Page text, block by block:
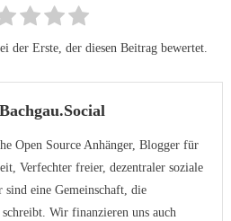
der Erste, der diesen Beitrag bewertet.
Open Source Anhänger, Blogger für
Verfechter freier, dezentraler soziale
sind eine Gemeinschaft, die
Wir finanzieren uns auch